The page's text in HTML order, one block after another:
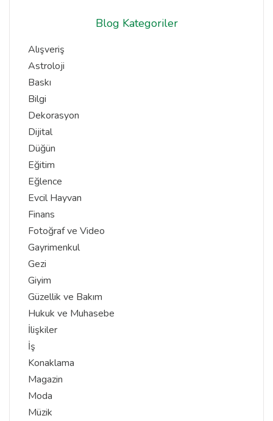
Blog Kategoriler
Alışveriş
Astroloji
Baskı
Bilgi
Dekorasyon
Dijital
Düğün
Eğitim
Eğlence
Evcil Hayvan
Finans
Fotoğraf ve Video
Gayrimenkul
Gezi
Giyim
Güzellik ve Bakım
Hukuk ve Muhasebe
İlişkiler
İş
Konaklama
Magazin
Moda
Müzik